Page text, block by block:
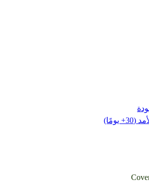
يومًا)